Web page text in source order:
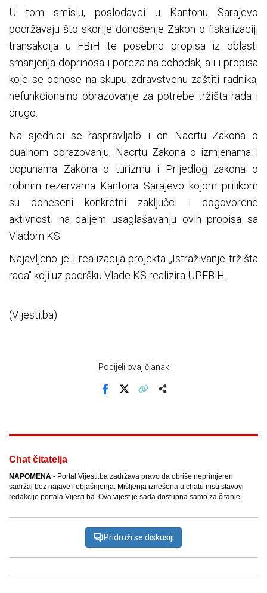
U tom smislu, poslodavci u Kantonu Sarajevo
podržavaju što skorije donošenje Zakon o fiskalizaciji
transakcija u FBiH te posebno propisa iz oblasti
smanjenja doprinosa i poreza na dohodak, ali i propisa
koje se odnose na skupu zdravstvenu zaštiti radnika,
nefunkcionalno obrazovanje za potrebe tržišta rada i
drugo.
Na sjednici se raspravljalo i on Nacrtu Zakona o
dualnom obrazovanju, Nacrtu Zakona o izmjenama i
dopunama Zakona o turizmu i Prijedlog zakona o
robnim rezervama Kantona Sarajevo kojom prilikom
su doneseni konkretni zaključci i dogovorene
aktivnosti na daljem usaglašavanju ovih propisa sa
Vladom KS.
Najavljeno je i realizacija projekta „Istraživanje tržišta
rada" koji uz podršku Vlade KS realizira UPFBiH.
(Vijesti.ba)
Podijeli ovaj članak
Chat čitatelja
NAPOMENA - Portal Vijesti.ba zadržava pravo da obriše neprimjeren
sadržaj bez najave i objašnjenja. Mišljenja iznešena u chatu nisu stavovi
redakcije portala Vijesti.ba. Ova vijest je sada dostupna samo za čitanje.
Pridruži se diskusiji